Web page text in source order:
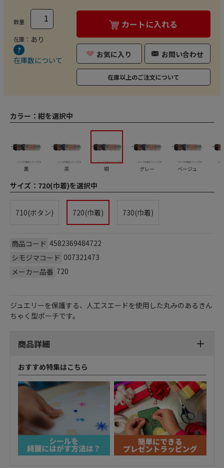
数量
在庫： あり
在庫数について
カートに入れる
お気に入り お問い合わせ
在庫以上のご注文について
カラー： 紺を選択中
黒 茶 紺 グレー ベージュ
サイズ： 720(巾着)を選択中
710(ボタン) 720(巾着) 730(巾着)
商品コード 4582369484722
シモジマコード 007321473
メーカー品番 720
ジュエリーを保護する、人工スエードを使用した丸みのあるきん
ちゃく型ポーチです。
商品詳細
おすすめ特集はこちら